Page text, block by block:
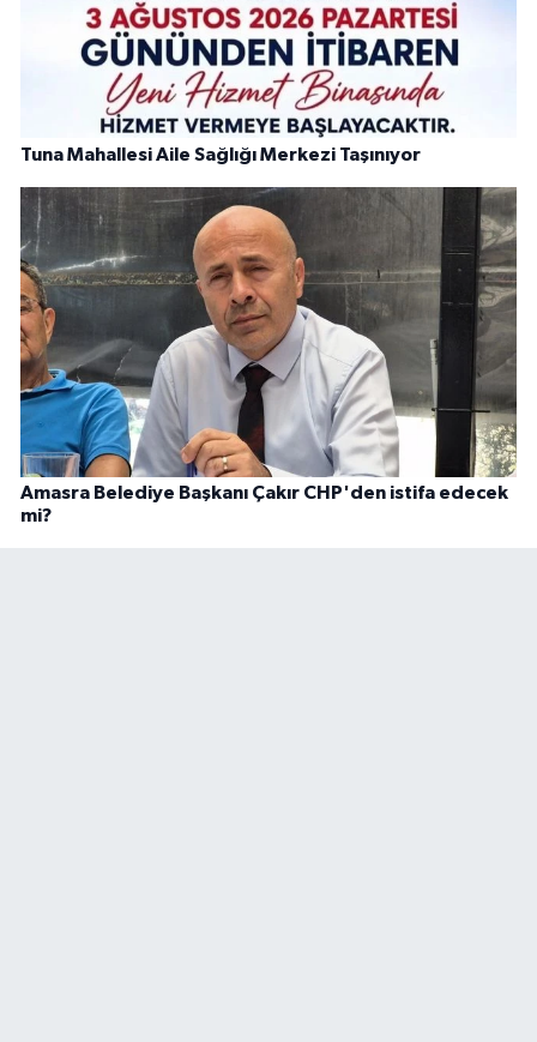
Tuna Mahallesi Aile Sağlığı Merkezi Taşınıyor
Amasra Belediye Başkanı Çakır CHP'den istifa edecek
mi?